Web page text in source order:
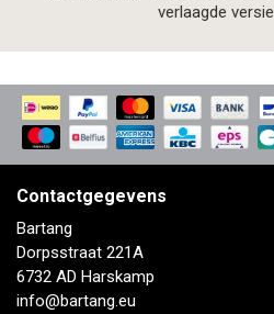
verlaagde versie
Contactgegevens
Bartang
Dorpsstraat 221A
6732 AD Harskamp
info@bartang.eu